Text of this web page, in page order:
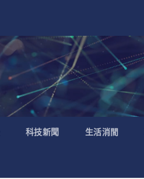
科技新聞 生活消閒